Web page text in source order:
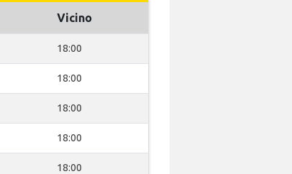
Vicino
18:00
18:00
18:00
18:00
18:00